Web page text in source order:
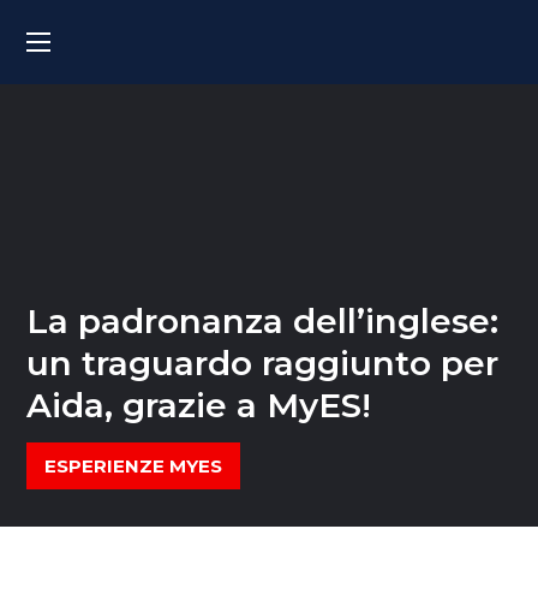
La padronanza dell’inglese:
un traguardo raggiunto per
Aida, grazie a MyES!
ESPERIENZE MYES